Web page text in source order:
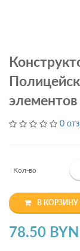
0
Кол-во
В КОРЗИНУ
78.50 BYN